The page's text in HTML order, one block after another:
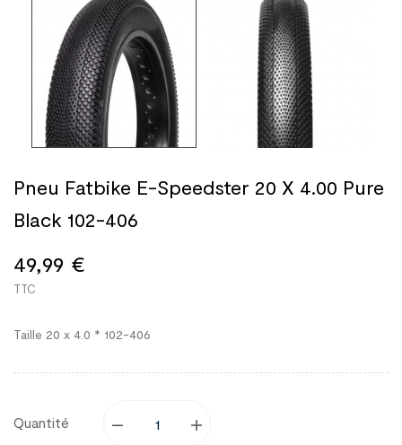
Pneu Fatbike E-Speedster 20 X 4.00 Pure
Black 102-406
49,99 €
TTC
Taille 20 x 4.0 * 102-406
Quantité